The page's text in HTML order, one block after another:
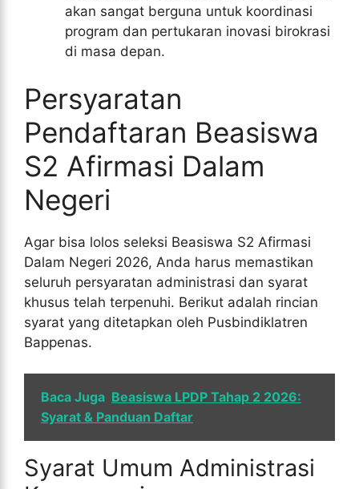
akan sangat berguna untuk koordinasi
program dan pertukaran inovasi birokrasi
di masa depan.
Persyaratan
Pendaftaran Beasiswa
S2 Afirmasi Dalam
Negeri
Agar bisa lolos seleksi Beasiswa S2 Afirmasi
Dalam Negeri 2026, Anda harus memastikan
seluruh persyaratan administrasi dan syarat
khusus telah terpenuhi. Berikut adalah rincian
syarat yang ditetapkan oleh Pusbindiklatren
Bappenas.
Baca Juga Beasiswa LPDP Tahap 2 2026:
Syarat & Panduan Daftar
Syarat Umum Administrasi